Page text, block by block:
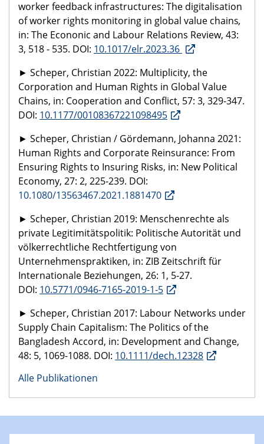
worker feedback infrastructures: The digitalisation
of worker rights monitoring in global value chains,
in: The Econonic and Labour Relations Review, 43:
3, 518 - 535. DOI: 10.1017/elr.2023.36
► Scheper, Christian 2022: Multiplicity, the
Corporation and Human Rights in Global Value
Chains, in: Cooperation and Conflict, 57: 3, 329-347.
DOI: 10.1177/00108367221098495
► Scheper, Christian / Gördemann, Johanna 2021:
Human Rights and Corporate Reinsurance: From
Ensuring Rights to Insuring Risks, in: New Political
Economy, 27: 2, 225-239. DOI:
10.1080/13563467.2021.1881470
► Scheper, Christian 2019: Menschenrechte als
private Legitimitätspolitik: Politische Autorität und
völkerrechtliche Rechtfertigung von
Unternehmenspraktiken, in: ZIB Zeitschrift für
Internationale Beziehungen, 26: 1, 5-27.
DOI: 10.5771/0946-7165-2019-1-5
► Scheper, Christian 2017: Labour Networks under
Supply Chain Capitalism: The Politics of the
Bangladesh Accord, in: Development and Change,
48: 5, 1069-1088. DOI: 10.1111/dech.12328
Alle Publikationen